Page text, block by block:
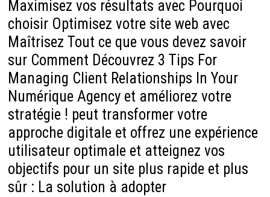
Maximisez vos résultats avec Pourquoi
choisir Optimisez votre site web avec
Maîtrisez Tout ce que vous devez savoir
sur Comment Découvrez 3 Tips For
Managing Client Relationships In Your
Numérique Agency et améliorez votre
stratégie ! peut transformer votre
approche digitale et offrez une expérience
utilisateur optimale et atteignez vos
objectifs pour un site plus rapide et plus
sûr : La solution à adopter